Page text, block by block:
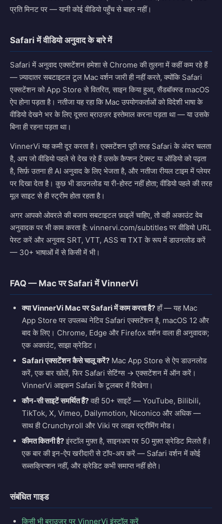
प्रति मिनट पर — यानी कोई वीडियो पहुँच से बाहर नहीं।
Safari में वीडियो अनुवाद के बारे में
Safari में अनुवाद एक्सटेंशन हमेशा से Chrome की तुलना में कहीं कम रहे हैं
— ज़्यादातर सबटाइटल टूल Mac वर्शन जारी ही नहीं करते, क्योंकि Safari
एक्सटेंशन को App Store से वितरित, साइन किया हुआ, सैंडबॉक्स्ड macOS
ऐप होना पड़ता है। नतीजा यह रहा कि Mac उपयोगकर्ताओं को विदेशी भाषा के
वीडियो देखने भर के लिए दूसरा ब्राउज़र इस्तेमाल करना पड़ता था — या उसके
बिना ही रहना पड़ता था।
VinnerVi यह कमी दूर करता है। एक्सटेंशन पूरी तरह Safari के अंदर चलता
है, आप जो वीडियो पहले से देख रहे हैं उसके कैप्शन टेक्स्ट या ऑडियो को पढ़ता
है, सिर्फ़ उतना ही AI अनुवाद के लिए भेजता है, और नतीजा रीयल टाइम में प्लेयर
पर दिखा देता है। कुछ भी डाउनलोड या री-होस्ट नहीं होता; वीडियो पहले की तरह
मूल साइट से ही स्ट्रीम होता रहता है।
अगर आपको ओवरले की बजाय सबटाइटल फ़ाइलें चाहिए, तो वही अकाउंट वेब
अनुवादक पर भी काम करता है: vinnervi.com/subtitles पर वीडियो URL
पेस्ट करें और अनुवाद SRT, VTT, ASS या TXT के रूप में डाउनलोड करें
— 30+ भाषाओं में से किसी में भी।
FAQ — Mac पर Safari में VinnerVi
क्या VinnerVi Mac पर Safari में काम करता है?हाँ — यह Mac
App Store पर उपलब्ध नेटिव Safari एक्सटेंशन है, macOS 12 और
बाद के लिए। Chrome, Edge और Firefox वर्शन वाला ही अनुवादक;
एक अकाउंट, साझा क्रेडिट।
Safari एक्सटेंशन कैसे चालू करें? Mac App Store से ऐप डाउनलोड
करें, एक बार खोलें, फिर Safari सेटिंग्स → एक्सटेंशन में ऑन करें।
VinnerVi आइकन Safari के टूलबार में दिखेगा।
कौन-सी साइटें समर्थित हैं?वही 50+ साइटें — YouTube, Bilibili,
TikTok, X, Vimeo, Dailymotion, Niconico और अधिक —
साथ ही Crunchyroll और Viki पर लाइव स्ट्रीमिंग मोड।
कीमत कितनी है?इंस्टॉल मुफ़्त है, साइनअप पर 50 मुफ़्त क्रेडिट मिलते हैं।
एक बार की इन-ऐप खरीदारी से टॉप-अप करें — Safari वर्शन में कोई
सब्सक्रिप्शन नहीं, और क्रेडिट कभी समाप्त नहीं होते।
संबंधित गाइड
किसी भी ब्राउज़र पर VinnerVi इंस्टॉल करें